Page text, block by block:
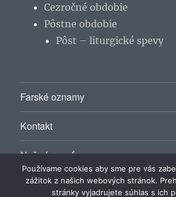
Cezročné obdobie
Pôstne obdobie
Pôst – liturgické spevy
Farské oznamy
Kontakt
Naša farnosť
Rímskokatolícky farský úrad Málinec
Používame cookies aby sme pre vás
zážitok z našich webových stránok.
stránky vyjadrujete súhlas s ich